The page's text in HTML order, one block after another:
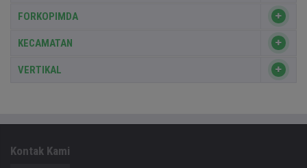
FORKOPIMDA
KECAMATAN
VERTIKAL
Kontak Kami